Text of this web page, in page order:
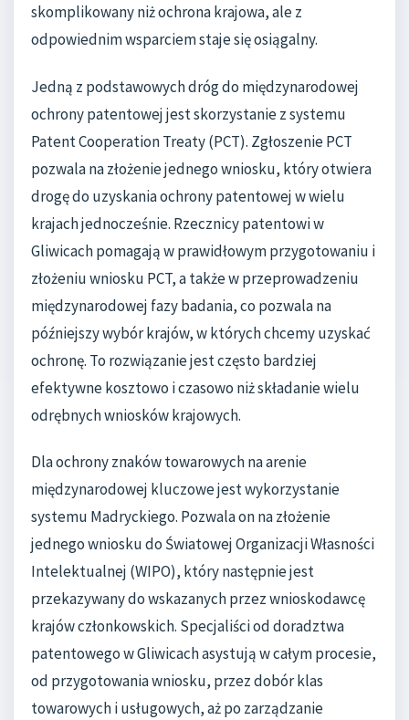
skomplikowany niż ochrona krajowa, ale z
odpowiednim wsparciem staje się osiągalny.
Jedną z podstawowych dróg do międzynarodowej
ochrony patentowej jest skorzystanie z systemu
Patent Cooperation Treaty (PCT). Zgłoszenie PCT
pozwala na złożenie jednego wniosku, który otwiera
drogę do uzyskania ochrony patentowej w wielu
krajach jednocześnie. Rzecznicy patentowi w
Gliwicach pomagają w prawidłowym przygotowaniu i
złożeniu wniosku PCT, a także w przeprowadzeniu
międzynarodowej fazy badania, co pozwala na
późniejszy wybór krajów, w których chcemy uzyskać
ochronę. To rozwiązanie jest często bardziej
efektywne kosztowo i czasowo niż składanie wielu
odrębnych wniosków krajowych.
Dla ochrony znaków towarowych na arenie
międzynarodowej kluczowe jest wykorzystanie
systemu Madryckiego. Pozwala on na złożenie
jednego wniosku do Światowej Organizacji Własności
Intelektualnej (WIPO), który następnie jest
przekazywany do wskazanych przez wnioskodawcę
krajów członkowskich. Specjaliści od doradztwa
patentowego w Gliwicach asystują w całym procesie,
od przygotowania wniosku, przez dobór klas
towarowych i usługowych, aż po zarządzanie